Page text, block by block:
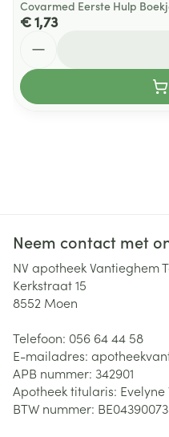
Covarmed Eerste Hulp
€ 1,73
Neem contact met
NV apotheek Vantieghem
Kerkstraat 15
8552 Moen
Telefoon: 056 64 44 58
E-mailadres:
APB nummer: 342901
Apotheek titularis:
BTW nummer: